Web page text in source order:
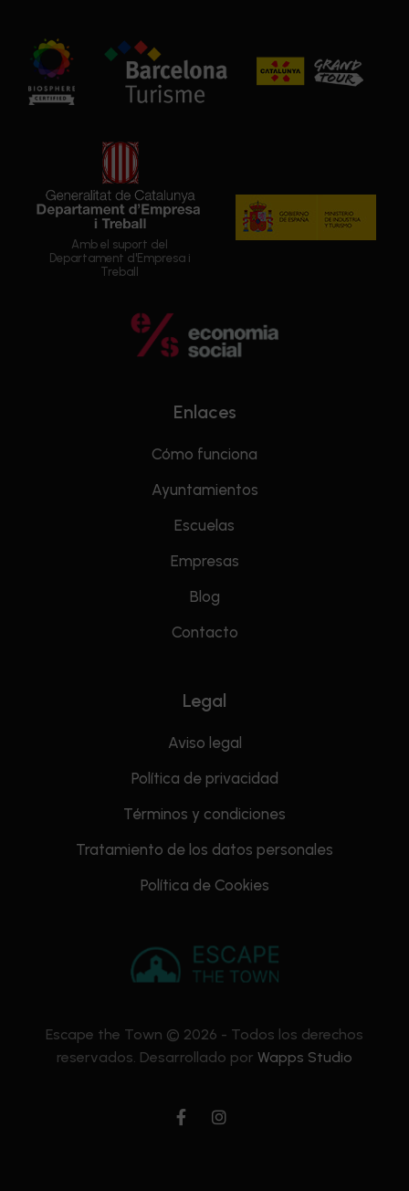
Amb el suport del
Departament d'Empresa i
Treball
Enlaces
Cómo funciona
Ayuntamientos
Escuelas
Empresas
Blog
Contacto
Legal
Aviso legal
Política de privacidad
Términos y condiciones
Tratamiento de los datos personales
Política de Cookies
Escape the Town © 2026 - Todos los derechos
reservados. Desarrollado por Wapps Studio